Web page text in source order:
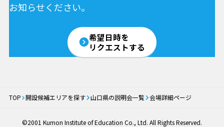
お知らせください。
希望日時を
リクエストする
TOP 開設候補エリアを探す 山口県の説明会一覧 会場詳細ページ
©2001 Kumon Institute of Education Co., Ltd. All Rights Reserved.